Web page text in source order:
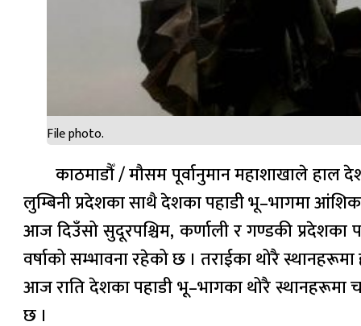
File photo.
काठमाडौँ / मौसम पूर्वानुमान महाशाखाले हाल
लुम्बिनी प्रदेशका साथै देशका पहाडी भू–भागमा
आज दिउँसो सुदूरपश्चिम, कर्णाली र गण्डकी
वर्षाको सम्भावना रहेको छ । तराईका थोरै
आज राति देशका पहाडी भू–भागका थोरै स्थानहरूमा
छ ।